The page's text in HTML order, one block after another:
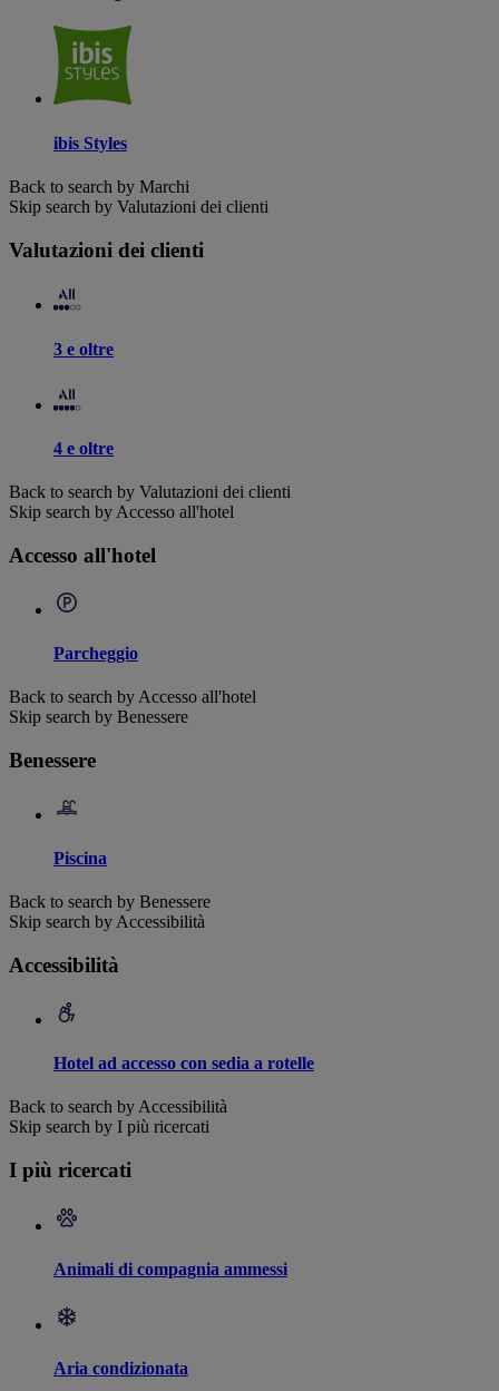
ibis Styles
Back to search by Marchi
Skip search by Valutazioni dei clienti
Valutazioni dei clienti
3 e oltre
4 e oltre
Back to search by Valutazioni dei clienti
Skip search by Accesso all'hotel
Accesso all'hotel
Parcheggio
Back to search by Accesso all'hotel
Skip search by Benessere
Benessere
Piscina
Back to search by Benessere
Skip search by Accessibilità
Accessibilità
Hotel ad accesso con sedia a rotelle
Back to search by Accessibilità
Skip search by I più ricercati
I più ricercati
Animali di compagnia ammessi
Aria condizionata